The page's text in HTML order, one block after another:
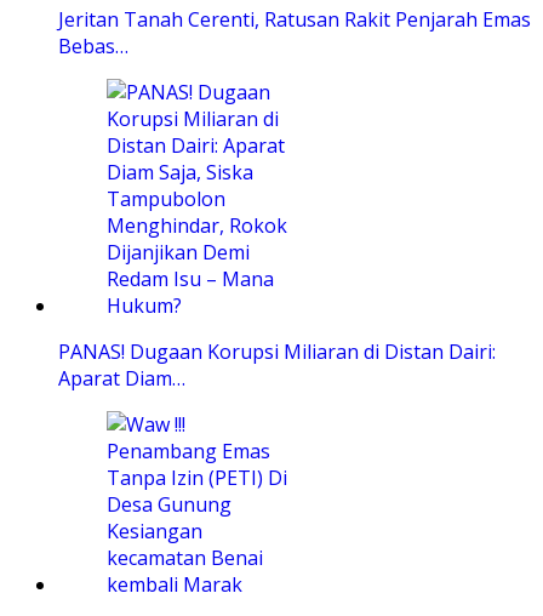
Jeritan Tanah Cerenti, Ratusan Rakit Penjarah Emas
Bebas…
PANAS! Dugaan Korupsi Miliaran di Distan Dairi:
Aparat Diam…